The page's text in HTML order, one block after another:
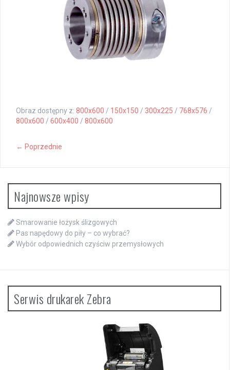
Obraz dostępny z: 800x600 / 150x150 / 300x225 / 768x576 /
800x600 / 600x400 / 800x600
← Poprzednie
Najnowsze wpisy
Smarowanie łożysk ślizgowych
Pas napędowy do piły – co wybrać?
Wybór odpowiednich czyściw przemysłowych
Serwis drukarek Zebra